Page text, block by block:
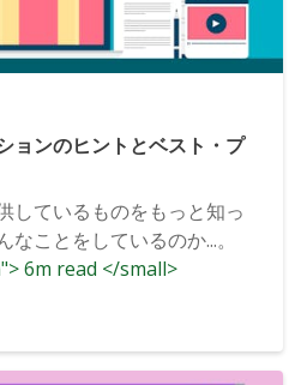
ョンのヒントとベスト・プ
しているものをもっと知っ
ことをしているのか...。
6m read </small>